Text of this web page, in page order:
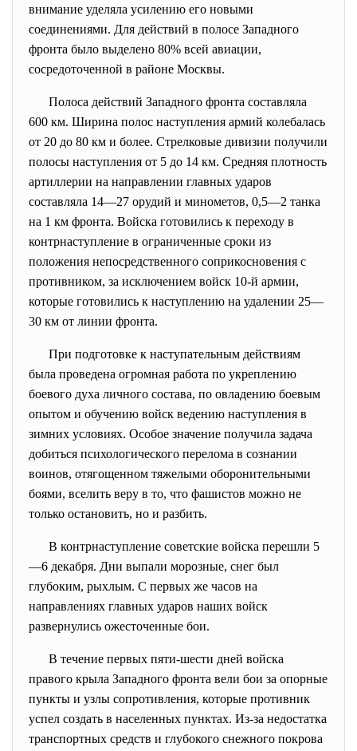
внимание уделяла усилению его новыми
соединениями. Для действий в полосе Западного
фронта было выделено 80% всей авиации,
сосредоточенной в районе Москвы.
Полоса действий Западного фронта составляла
600 км. Ширина полос наступления армий колебалась
от 20 до 80 км и более. Стрелковые дивизии получили
полосы наступления от 5 до 14 км. Средняя плотность
артиллерии на направлении главных ударов
составляла 14—27 орудий и минометов, 0,5—2 танка
на 1 км фронта. Войска готовились к переходу в
контрнаступление в ограниченные сроки из
положения непосредственного соприкосновения с
противником, за исключением войск 10-й армии,
которые готовились к наступлению на удалении 25—
30 км от линии фронта.
При подготовке к наступательным действиям
была проведена огромная работа по укреплению
боевого духа личного состава, по овладению боевым
опытом и обучению войск ведению наступления в
зимних условиях. Особое значение получила задача
добиться психологического перелома в сознании
воинов, отягощенном тяжелыми оборонительными
боями, вселить веру в то, что фашистов можно не
только остановить, но и разбить.
В контрнаступление советские войска перешли 5
—6 декабря. Дни выпали морозные, снег был
глубоким, рыхлым. С первых же часов на
направлениях главных ударов наших войск
развернулись ожесточенные бои.
В течение первых пяти-шести дней войска
правого крыла Западного фронта вели бои за опорные
пункты и узлы сопротивления, которые противник
успел создать в населенных пунктах. Из-за недостатка
транспортных средств и глубокого снежного покрова